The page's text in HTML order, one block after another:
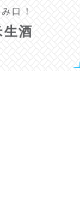
口！
生酒